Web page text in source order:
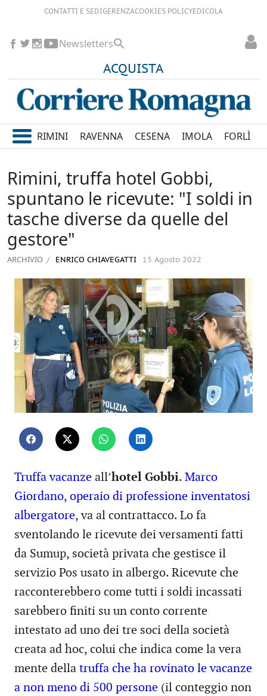
CONTATTI E SEDIGERENZACOOKIES POLICYEDICOLA
ACQUISTA
Newsletters
RIMINI RAVENNA CESENA IMOLA FORLÌ
Rimini, truffa hotel Gobbi,
spuntano le ricevute: "I soldi in
tasche diverse da quelle del
gestore"
ARCHIVIO ENRICO CHIAVEGATTI 15 Agosto 2022
Truffa vacanze all’hotel Gobbi. Marco
Giordano, operaio di professione inventatosi
albergatore, va al contrattacco. Lo fa
sventolando le ricevute dei versamenti fatti
da Sumup, società privata che gestisce il
servizio Pos usato in albergo. Ricevute che
racconterebbero come tutti i soldi incassati
sarebbero finiti su un conto corrente
intestato ad uno dei tre soci della società
creata ad hoc, colui che indica come la vera
mente della truffa che ha rovinato le vacanze
a non meno di 500 persone (il conteggio non